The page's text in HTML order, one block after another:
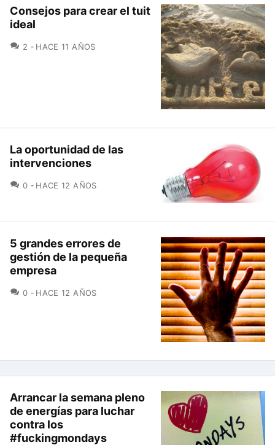
Consejos para crear el tuit
ideal
2 COMENTARIOS
HACE 11 AÑOS
La oportunidad de las
intervenciones
0 COMENTARIOS
HACE 12 AÑOS
5 grandes errores de
gestión de la pequeña
empresa
0 COMENTARIOS
HACE 12 AÑOS
Arrancar la semana pleno
de energías para luchar
contra los
#fuckingmondays